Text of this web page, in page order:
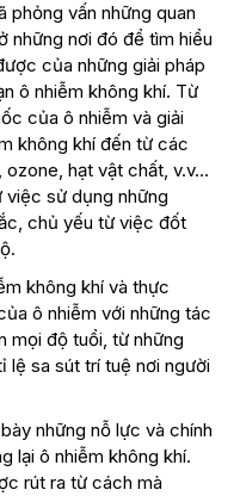
phỏng vấn những quan
những nơi đó để tìm hiểu
của những giải pháp
ô nhiễm không khí. Từ
của ô nhiễm và giải
không khí đến từ các
ozone, hạt vật chất, v.v…
việc sử dụng những
chủ yếu từ việc đốt
không khí và thực
ô nhiễm với những tác
mọi độ tuổi, từ những
lệ sa sút trí tuệ nơi người
những nỗ lực và chính
lại ô nhiễm không khí.
rút ra từ cách mà